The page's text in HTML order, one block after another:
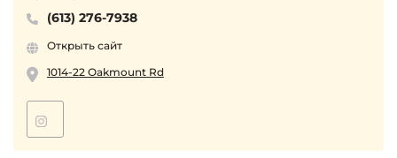
Ваше настроение нестабильно
У МЕНЯ ЕСТЬ ТЕХНИКИ, КОТОРЫЕ ПОМОГАЮТ
РЕГУЛИРОВАТЬ ЭМОЦИИ И НАСТРОЕНИЕ
ЭТО ПРО КОНТАКТ С ЭМОЦИЯМИ
Постоянно ссоритесь
(613) 276-7938
Открыть сайт
1014-22 Oakmount Rd